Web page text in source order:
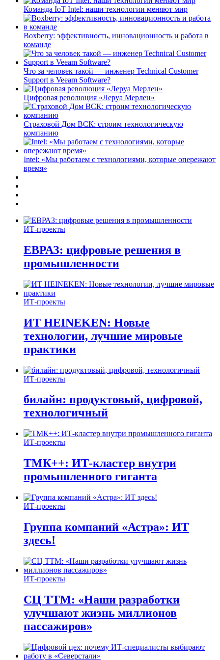
Команда IoT Intel: наши технологии меняют мир
Boxberry: эффективность, инновационность и работа в
команде
Что за человек такой — инженер Technical Customer
Support в Veeam Software?
Цифровая революция «Леруа Мерлен»
Страховой Дом ВСК: строим технологическую
компанию
Intel: «Мы работаем с технологиями, которые опережают
время»
ИТ-проекты
ЕВРАЗ: цифровые решения в
промышленности
ИТ-проекты
ИТ HEINEKEN: Новые
технологии, лучшие мировые
практики
ИТ-проекты
билайн: продуктовый, цифровой,
технологичный
ИТ-проекты
ТМК++: ИТ-кластер внутри
промышленного гиганта
ИТ-проекты
Группа компаний «Астра»: ИТ
здесь!
ИТ-проекты
СЦ ТТМ: «Наши разработки
улучшают жизнь миллионов
пассажиров»